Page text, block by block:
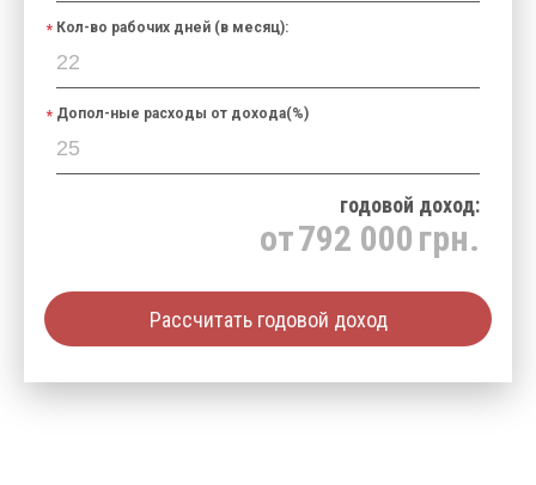
Кол-во рабочих дней (в месяц):
Допол-ные расходы от дохода(%)
годовой доход:
от792 000 грн.
Рассчитать годовой доход